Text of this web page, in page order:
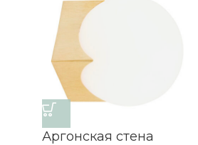
Аргонская стена